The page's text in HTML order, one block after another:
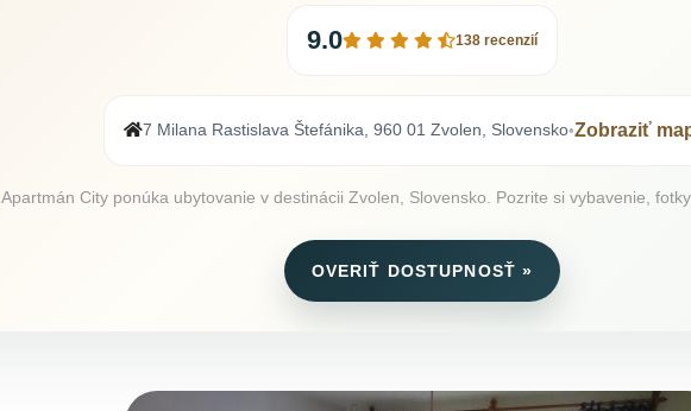
9.0 138 recenzií
7 Milana Rastislava Štefánika, 960 01 Zvolen, Slovensko•Zobraziť
Apartmán City ponúka ubytovanie v destinácii Zvolen, Slovensko. Pozrite si vybavenie,
OVERIŤ DOSTUPNOSŤ »